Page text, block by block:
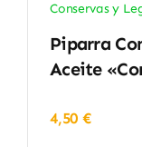
Conservas y
Piparra
Aceite
4,50€